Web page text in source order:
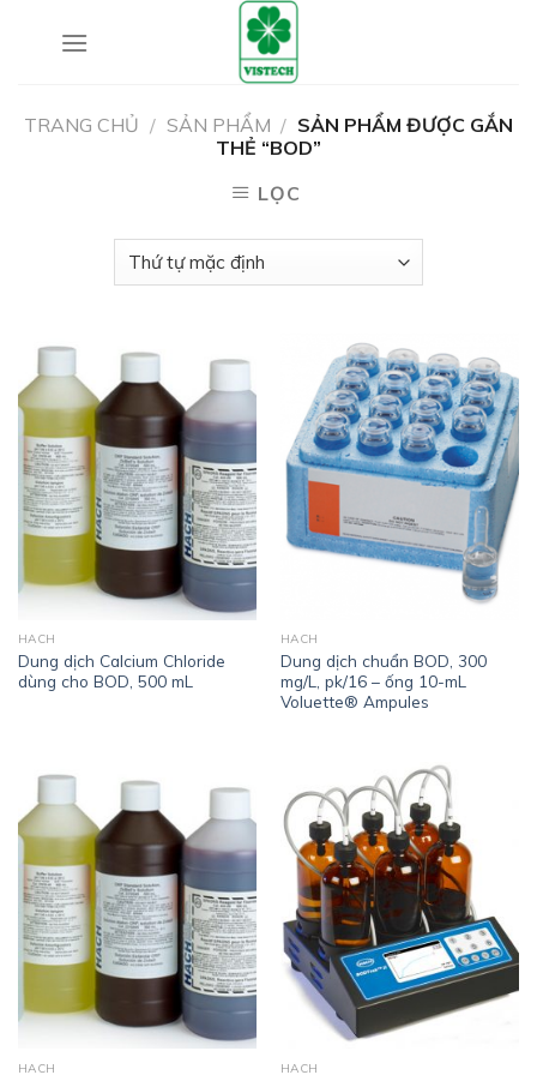
TRANG CHỦ / SẢN PHẨM / SẢN PHẨM ĐƯỢC GẮN
THẺ “BOD”
LỌC
HACH
Dung dịch Calcium Chloride
dùng cho BOD, 500 mL
HACH
Dung dịch chuẩn BOD, 300
mg/L, pk/16 – ống 10-mL
Voluette® Ampules
HACH HACH